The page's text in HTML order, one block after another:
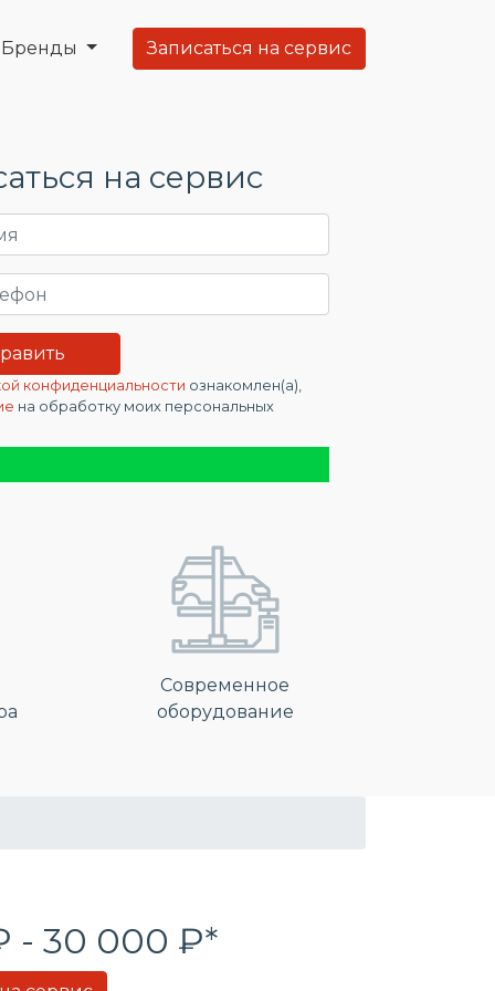
Бренды Записаться на сервис
на сервис
конфиденциальности ознакомлен(а),
на обработку моих персональных
Современное
оборудование
- 30 000 ₽*